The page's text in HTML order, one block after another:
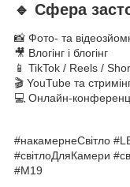
🔹 Сфера
📸 Фото- та
🎥 Влогінг і блогінг
📱 TikTok / Reels /
🎬 YouTube та
💻 Онлайн-
#накамернеСвітло
#світлоДляКамери
#M19